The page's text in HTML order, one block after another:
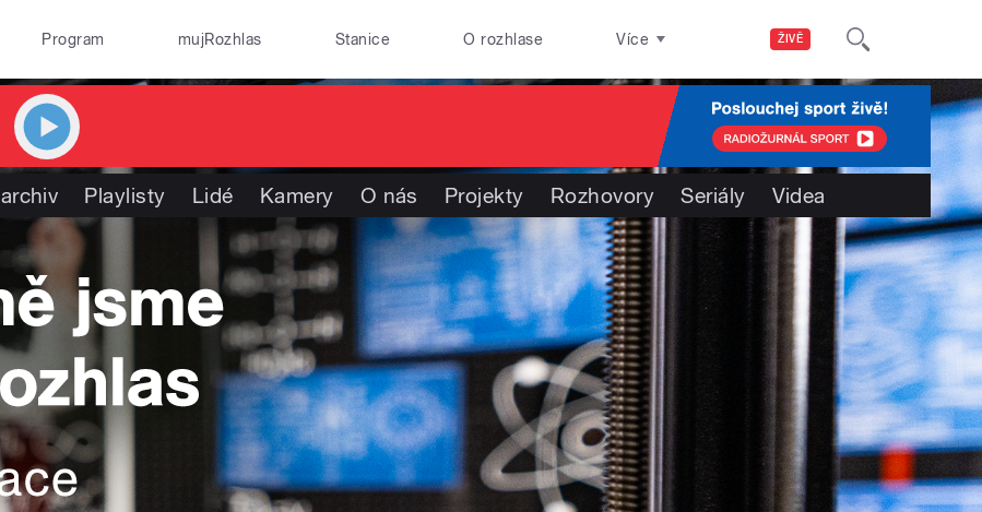
ŽIVĚ
Program mujRozhlas Stanice O rozhlase Více
Playlisty Lidé Kamery O nás Projekty Rozhovory Seriály Videa